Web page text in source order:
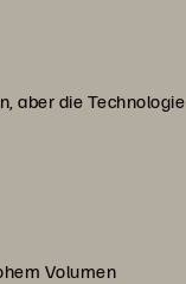
aber die Technologie
Volumen